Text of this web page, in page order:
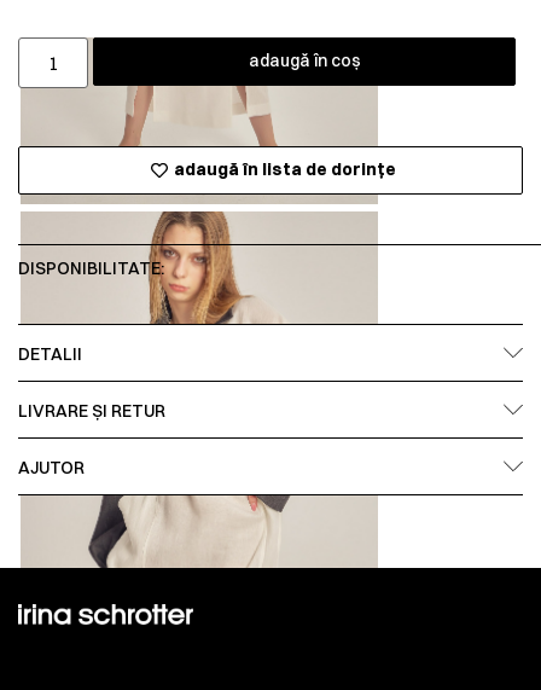
adaugă în coș
adaugă în lista de dorințe
DISPONIBILITATE:
DETALII
LIVRARE ȘI RETUR
AJUTOR